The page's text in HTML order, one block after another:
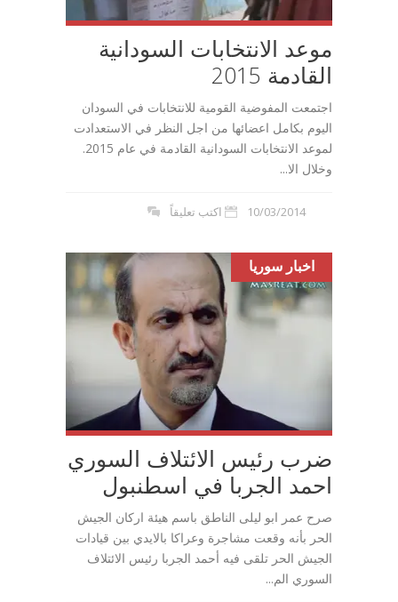
موعد الانتخابات السودانية
القادمة 2015
اجتمعت المفوضية القومية للانتخابات في السودان
اليوم بكامل اعضائها من اجل النظر في الاستعدادت
لموعد الانتخابات السودانية القادمة في عام 2015.
وخلال الا...
10/03/2014 اكتب تعليقاً
اخبار سوريا
ضرب رئيس الائتلاف السوري
احمد الجربا في اسطنبول
صرح عمر ابو ليلى الناطق باسم هيئة اركان الجيش
الحر بأنه وقعت مشاجرة وعراكا بالايدي بين قيادات
الجيش الحر تلقى فيه أحمد الجربا رئيس الائتلاف
السوري الم...